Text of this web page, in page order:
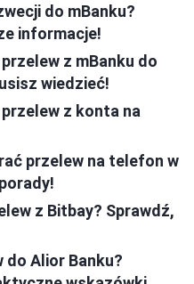
do mBanku?
informacje!
z mBanku do
wiedzieć!
z konta na
przelew na telefon w
z Bitbay? Sprawdź,
do Alior Banku?